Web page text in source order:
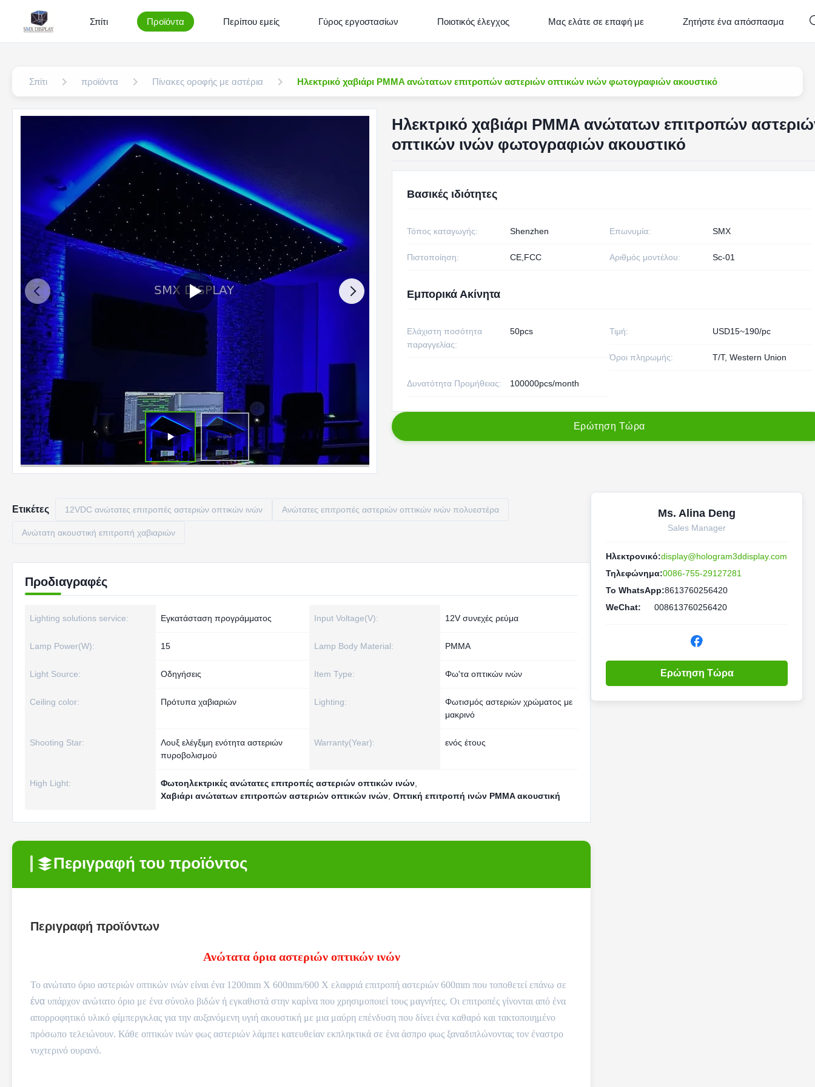
Σπίτι Προϊόντα Περίπου εμείς Γύρος εργοστασίων Ποιοτικός έλεγχος Μας ελάτε σε επαφή με Ζητήστε ένα απόσπασμα
Σπίτι προϊόντα Πίνακες οροφής με αστέρια Ηλεκτρικό χαβιάρι PMMA ανώτατων επιτροπών αστεριών οπτικών ινών φωτογραφιών ακουστικό
Ηλεκτρικό χαβιάρι PMMA ανώτατων επιτροπών
οπτικών ινών φωτογραφιών ακουστικό
Βασικές ιδιότητες
Τόπος καταγωγής: Shenzhen Επωνυμία: SMX
Πιστοποίηση: CE,FCC Αριθμός μοντέλου: Sc-01
Εμπορικά Ακίνητα
Ελάχιστη ποσότητα
παραγγελίας:
50pcs Τιμή: USD15~190/pc
Όροι πληρωμής: T/T, Western Union
Δυνατότητα Προμήθειας: 100000pcs/month
Ερώτηση Τώρα
Ετικέτες 12VDC ανώτατες επιτροπές αστεριών οπτικών ινών Ανώτατες επιτροπές αστεριών οπτικών ινών πολυεστέρα
Ανώτατη ακουστική επιτροπή χαβιαριών
Προδιαγραφές
Lighting solutions service: Εγκατάσταση προγράμματος Input Voltage(V): 12V συνεχές ρεύμα
Lamp Power(W): 15 Lamp Body Material: PMMA
Light Source: Οδηγήσεις Item Type: Φω'τα οπτικών ινών
Ceiling color: Πρότυπα χαβιαριών Lighting:
Φωτισμός αστεριών χρώματος με
μακρινό
Shooting Star:
Λουξ ελέγξιμη ενότητα αστεριών
πυροβολισμού
Warranty(Year): ενός έτους
High Light: Φωτοηλεκτρικές ανώτατες επιτροπές αστεριών οπτικών ινών
Χαβιάρι ανώτατων επιτροπών αστεριών οπτικών ινών Οπτική επιτροπή ινών PMMA ακουστική
Περιγραφή του προϊόντος
Περιγραφή προϊόντων
Ανώτατα όρια αστεριών οπτικών ινών
Το ανώτατο όριο αστεριών οπτικών ινών είναι ένα 1200mm Χ 600mm/600 Χ ελαφριά επιτροπή αστεριών 600mm που τοποθετεί επάνω σε
ένα υπάρχον ανώτατο όριο με ένα σύνολο βιδών ή εγκαθιστά στην καρίνα που χρησιμοποιεί τους μαγνήτες. Οι επιτροπές γίνονται από ένα
απορροφητικό υλικό φίμπεργκλας για την αυξανόμενη υγιή ακουστική με μια μαύρη επένδυση που δίνει ένα καθαρό και τακτοποιημένο
πρόσωπο τελειώνουν. Κάθε οπτικών ινών φως αστεριών λάμπει κατευθείαν εκπληκτικά σε ένα άσπρο φως ξαναδιπλώνοντας τον έναστρο
νυχτερινό ουρανό.
Ms. Alina Deng
Sales Manager
Ηλεκτρονικό:display@hologram3ddisplay.com
Τηλεφώνημα:0086-755-29127281
Το WhatsApp:8613760256420
WeChat:
008613760256420
Ερώτηση Τώρα